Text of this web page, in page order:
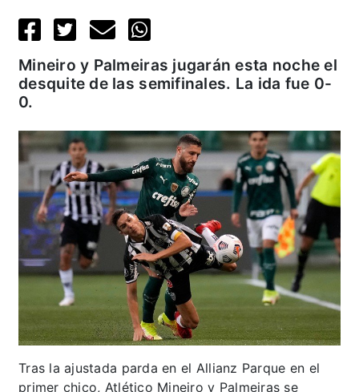
Mineiro y Palmeiras jugarán esta noche el
desquite de las semifinales. La ida fue 0-
0.
Tras la ajustada parda en el Allianz Parque en el
primer chico, Atlético Mineiro y Palmeiras se